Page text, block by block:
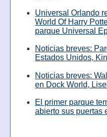
Universal Orlando
World Of Harry
parque Universal
Noticias breves:
Estados Unidos,
Noticias breves:
en Dock World,
El primer parque
abierto sus puertas